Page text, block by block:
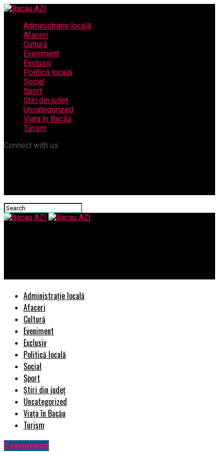
Administrație locală
Afaceri
Cultură
Eveniment
Exclusiv
Politică locală
Social
Sport
Știri din județ
Uncategorized
Viața în Bacău
Turism
Connect with us
Administrație locală
Afaceri
Cultură
Eveniment
Exclusiv
Politică locală
Social
Sport
Știri din județ
Uncategorized
Viața în Bacău
Turism
Eveniment